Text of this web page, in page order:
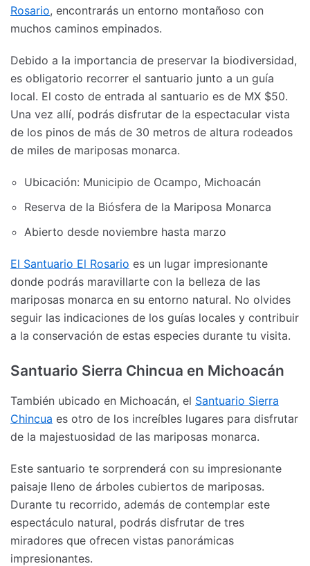
Rosario, encontrarás un entorno montañoso con
muchos caminos empinados.
Debido a la importancia de preservar la biodiversidad,
es obligatorio recorrer el santuario junto a un guía
local. El costo de entrada al santuario es de MX $50.
Una vez allí, podrás disfrutar de la espectacular vista
de los pinos de más de 30 metros de altura rodeados
de miles de mariposas monarca.
Ubicación: Municipio de Ocampo, Michoacán
Reserva de la Biósfera de la Mariposa Monarca
Abierto desde noviembre hasta marzo
El Santuario El Rosario es un lugar impresionante
donde podrás maravillarte con la belleza de las
mariposas monarca en su entorno natural. No olvides
seguir las indicaciones de los guías locales y contribuir
a la conservación de estas especies durante tu visita.
Santuario Sierra Chincua en Michoacán
También ubicado en Michoacán, el Santuario Sierra
Chincua es otro de los increíbles lugares para disfrutar
de la majestuosidad de las mariposas monarca.
Este santuario te sorprenderá con su impresionante
paisaje lleno de árboles cubiertos de mariposas.
Durante tu recorrido, además de contemplar este
espectáculo natural, podrás disfrutar de tres
miradores que ofrecen vistas panorámicas
impresionantes.